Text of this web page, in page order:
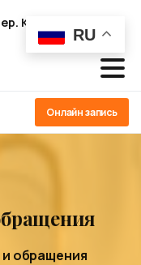
Козлова 25
Онлайн запись
обращения
RU